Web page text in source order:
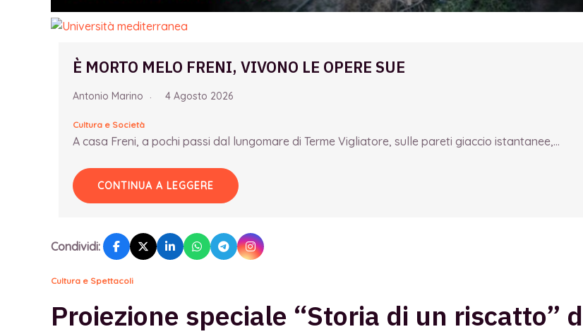
È MORTO MELO FRENI, VIVONO LE OPERE SUE
Antonio Marino 4 Agosto 2026
Cultura e Società
A casa Freni, a pochi passi dal lungomare di Terme Vigliatore, sulle pareti giaccio istantanee,...
CONTINUA A LEGGERE
Condividi:
Cultura e Spettacoli
Proiezione speciale “Storia di un riscatto”